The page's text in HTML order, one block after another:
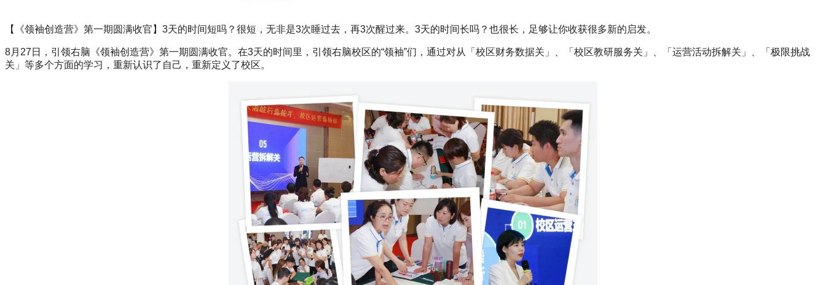
【《领袖创造营》第一期圆满收官】3天的时间短吗？很短，无非是3次睡过去，再3次醒过来。3天的时间长吗？也很长，足够让你收获很多新的启发。
8月27日，引领右脑《领袖创造营》第一期圆满收官。在3天的时间里，引领右脑校区的“领袖”们，通过对从「校区财务数据关」、「校区教研服务关」、「运营活动拆解关」、「极限挑战
关」等多个方面的学习，重新认识了自己，重新定义了校区。